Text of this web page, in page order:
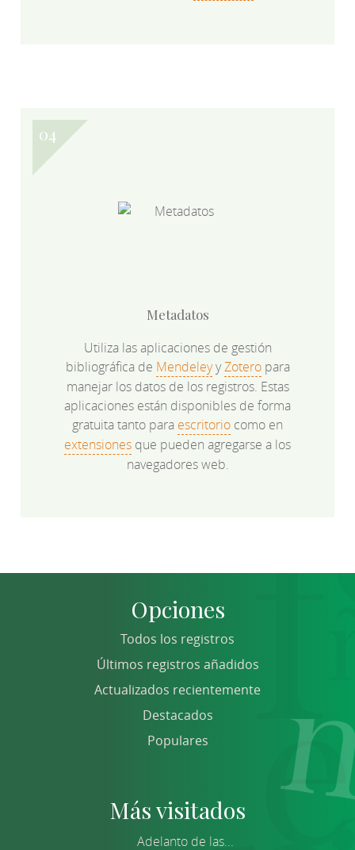
Metadatos
Utiliza las aplicaciones de gestión
bibliográfica de MendeleyyZoteropara
manejar los datos de los registros. Estas
aplicaciones están disponibles de forma
gratuita tanto para escritorio como en
extensiones que pueden agregarse a los
navegadores web.
Opciones
Todos los registros
Últimos registros añadidos
Actualizados recientemente
Destacados
Populares
Más visitados
Adelanto de las...